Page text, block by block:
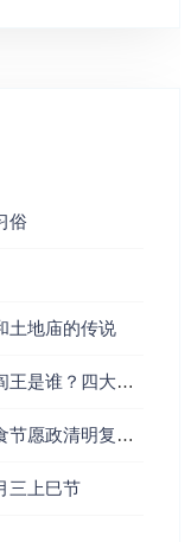
不上来，于是工
深坑就是一
子富了，这正应
不必去论报应，
没有真正的风
俗
土地庙的传说
大朗陵园介绍下阎王是谁？地狱十殿阎王是谁？四大阎王是谁？
士甘焚死不公侯百姓铭心寒食祭：寒食节愿政清明复清明
三上巳节